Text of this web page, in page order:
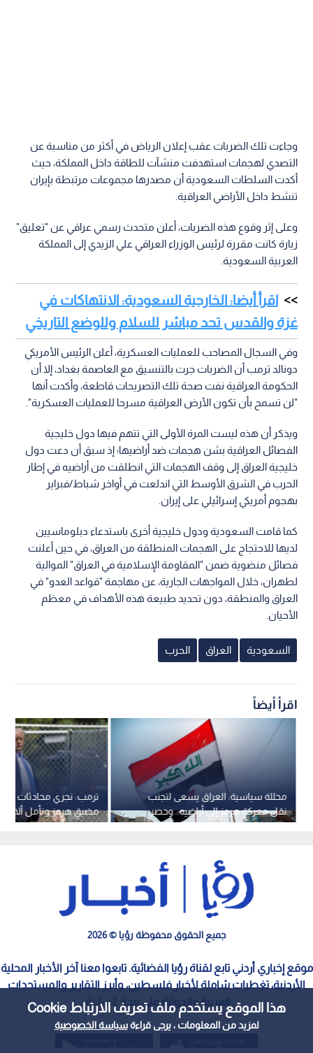
هذا الموقع يستخدم ملف تعريف الارتباط Cookie
لمزيد من المعلومات ، يرجى قراءةسياسة الخصوصية
وجاءت تلك الضربات عقب إعلان الرياض في أكثر من مناسبة عن
التصدي لهجمات استهدفت منشآت للطاقة داخل المملكة، حيث
أكدت السلطات السعودية أن مصدرها مجموعات مرتبطة بإيران
تنشط داخل الأراضي العراقية.
وعلى إثر وقوع هذه الضربات، أعلن متحدث رسمي عراقي عن "تعليق"
زيارة كانت مقررة لرئيس الوزراء العراقي علي الزيدي إلى المملكة
العربية السعودية.
اقرأ أيضا: الخارجية السعودية: الانتهاكات في
غزة والقدس تحد مباشر للسلام وللوضع التاريخي
وفي السجال المصاحب للعمليات العسكرية، أعلن الرئيس الأمريكي
دونالد ترمب أن الضربات جرت بالتنسيق مع العاصمة بغداد، إلا أن
الحكومة العراقية نفت صحة تلك التصريحات قاطعة، وأكدت أنها
"لن تسمح بأن تكون الأرض العراقية مسرحا للعمليات العسكرية".
ويذكر أن هذه ليست المرة الأولى التي تتهم فيها دول خليجية
الفصائل العراقية بشن هجمات ضد أراضيها؛ إذ سبق أن دعت دول
خليجية العراق إلى وقف الهجمات التي انطلقت من أراضيه في إطار
الحرب في الشرق الأوسط التي اندلعت في أواخر شباط/فبراير
بهجوم أمريكي إسرائيلي على إيران.
كما قامت السعودية ودول خليجية أخرى باستدعاء دبلوماسيين
لديها للاحتجاج على الهجمات المنطلقة من العراق، في حين أعلنت
فصائل منضوية ضمن "المقاومة الإسلامية في العراق" الموالية
لطهران، خلال المواجهات الجارية، عن مهاجمة "قواعد العدو" في
العراق والمنطقة، دون تحديد طبيعة هذه الأهداف في معظم
الأحيان.
السعودية العراق الحرب
اقرأ أيضاً
ترمب: نجري محادثات
مضيق هرمز ونأمل ألا
ضربة قوية
محللة سياسية: العراق يسعى لتجنب
نقل معركة هرمز إلى أراضيه.. وحصر
السلاح بدأ بوصفة أمريكية
جميع الحقوق محفوظة رؤيا © 2026
موقع إخباري أردني تابع لقناة رؤيا الفضائية. تابعوا معنا آخر الأخبار المحلية
الأردنية، تغطيات شاملة لأخبار فلسطين، وأبرز التقارير والمستجدات
العربية والدولية على مدار الساعة.